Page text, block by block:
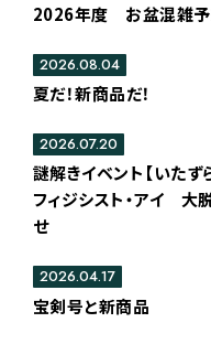
2026年度 お盆混雑
夏だ！新商品だ！
2026.08.04
謎解きイベント【いた
フィジシスト・アイ 大
せ
2026.07.20
宝剣号と新商品
2026.04.17